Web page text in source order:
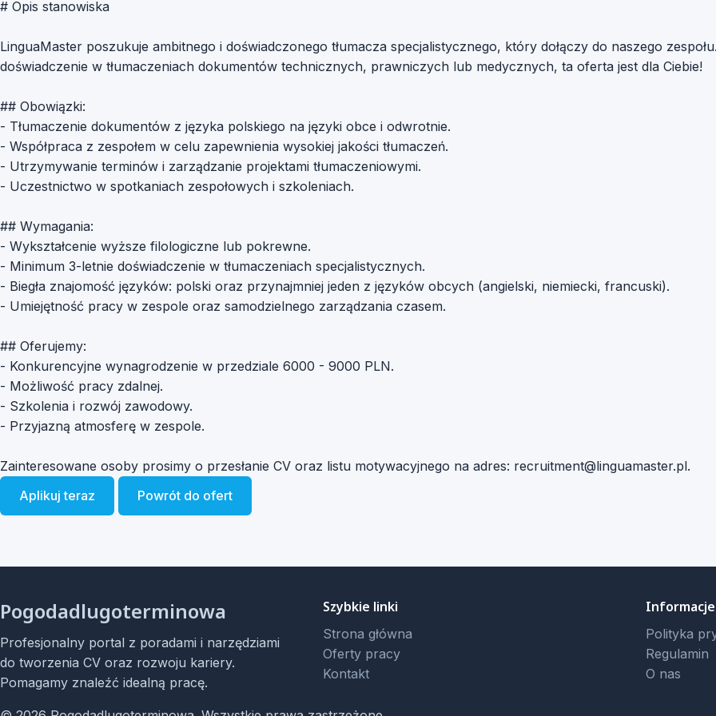
# Opis stanowiska
LinguaMaster poszukuje ambitnego i doświadczonego tłumacza specjalistycznego, który dołączy do naszego
doświadczenie w tłumaczeniach dokumentów technicznych, prawniczych lub medycznych, ta oferta jest dla Ciebie!
## Obowiązki:
- Tłumaczenie dokumentów z języka polskiego na języki obce i odwrotnie.
- Współpraca z zespołem w celu zapewnienia wysokiej jakości tłumaczeń.
- Utrzymywanie terminów i zarządzanie projektami tłumaczeniowymi.
- Uczestnictwo w spotkaniach zespołowych i szkoleniach.
## Wymagania:
- Wykształcenie wyższe filologiczne lub pokrewne.
- Minimum 3-letnie doświadczenie w tłumaczeniach specjalistycznych.
- Biegła znajomość języków: polski oraz przynajmniej jeden z języków obcych (angielski, niemiecki, francuski).
- Umiejętność pracy w zespole oraz samodzielnego zarządzania czasem.
## Oferujemy:
- Konkurencyjne wynagrodzenie w przedziale 6000 - 9000 PLN.
- Możliwość pracy zdalnej.
- Szkolenia i rozwój zawodowy.
- Przyjazną atmosferę w zespole.
Zainteresowane osoby prosimy o przesłanie CV oraz listu motywacyjnego na adres: recruitment@linguamaster.pl.
Aplikuj teraz
Powrót do ofert
Pogodadlugoterminowa
Profesjonalny portal z poradami i narzędziami
do tworzenia CV oraz rozwoju kariery.
Pomagamy znaleźć idealną pracę.
Szybkie linki
Strona główna
Oferty pracy
Kontakt
Informacje
Polityka
Regulamin
O nas